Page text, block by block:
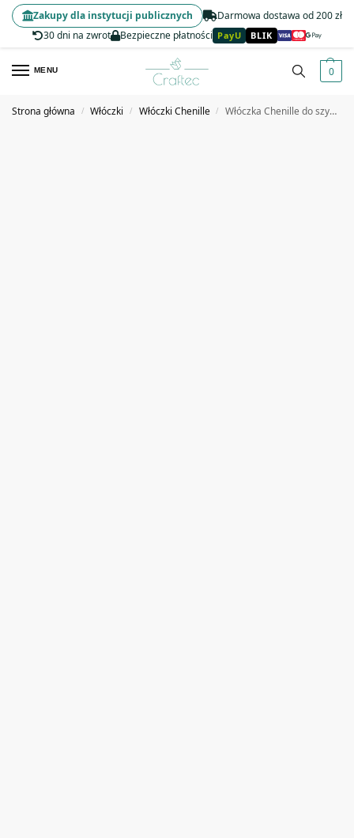
Darmowa dostawa od 200 zł
30 dni na zwrot
Bezpieczne płatności PayU BLIK
Zakupy dla instytucji publicznych
MENU 0
Strona główna / Włóczki / Włóczki Chenille / Włóczka Chenille do szydełkowania, wyplatania 20 mm niebieska #22